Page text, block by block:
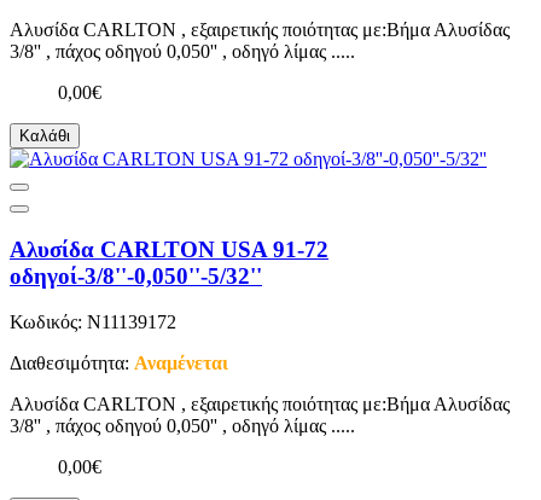
Αλυσίδα CARLTON , εξαιρετικής ποιότητας με:Βήμα Αλυσίδας
3/8'' , πάχος οδηγού 0,050'' , οδηγό λίμας .....
0,00€
Καλάθι
Αλυσίδα CARLTON USA 91-72
οδηγοί-3/8''-0,050''-5/32''
Κωδικός: N11139172
Διαθεσιμότητα: Αναμένεται
Αλυσίδα CARLTON , εξαιρετικής ποιότητας με:Βήμα Αλυσίδας
3/8'' , πάχος οδηγού 0,050'' , οδηγό λίμας .....
0,00€